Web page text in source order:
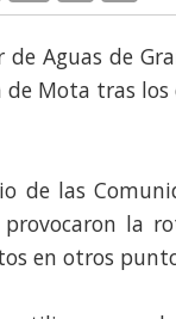
de Aguas de
de Mota tras
de las
la
en otros